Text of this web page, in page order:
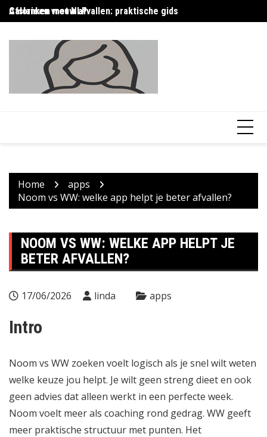
Skip
to
Afslanken met NLP
Calorieen vrouw afvallen: praktische gids
Home
apps
Noom vs WW: welke app helpt je beter afvallen?
NOOM VS WW: WELKE APP HELPT JE
BETER AFVALLEN?
17/06/2026 linda apps
Intro
Noom vs WW zoeken voelt logisch als je snel wilt weten
welke keuze jou helpt. Je wilt geen streng dieet en ook
geen advies dat alleen werkt in een perfecte week.
Noom voelt meer als coaching rond gedrag. WW geeft
meer praktische structuur met punten. Het